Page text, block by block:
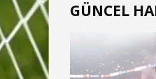
GÜNCEL